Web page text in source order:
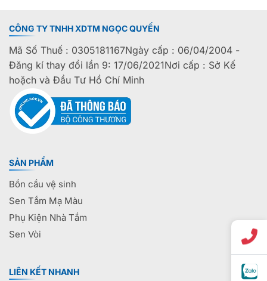
CÔNG TY TNHH XDTM NGỌC QUYẾN
Mã Số Thuế : 0305181167Ngày cấp : 06/04/2004 -
Đăng kí thay đổi lần 9: 17/06/2021Nơi cấp : Sở Kế
hoặch và Đầu Tư Hồ Chí Minh
SẢN PHẨM
Bồn cầu vệ sinh
Sen Tắm Mạ Màu
Phụ Kiện Nhà Tắm
Sen Vòi
LIÊN KẾT NHANH